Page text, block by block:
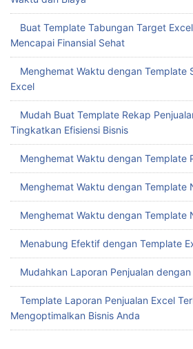
Menghemat Waktu dengan Template
Menghemat Waktu dengan Template
Menabung Efektif dengan Template
Template Laporan Penjualan Excel